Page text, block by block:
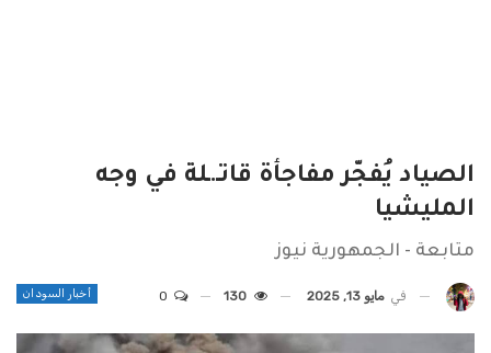
الصياد يُفجّر مفاجأة قاتـ.ـلة في وجه
المليشيا
متابعة - الجمهورية نيوز
أخبار السودان في مايو 13, 2025 130